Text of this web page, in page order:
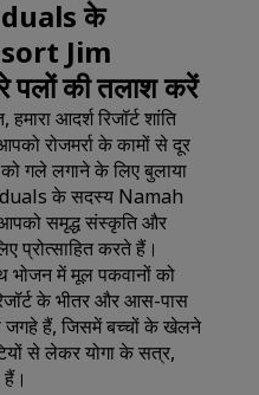
के
Jim
की तलाश करें
आदर्श रिजॉर्ट शांति
रोजमर्रा के कामों से दूर
गले लगाने के लिए बुलाया
के सदस्य Namah
समृद्ध संस्कृति और
प्रोत्साहित करते हैं।
भोजन में मूल पकवानों को
के भीतर और आस-पास
हैं, जिसमें बच्चों के खेलने
से लेकर योगा के सत्र,
हैं।